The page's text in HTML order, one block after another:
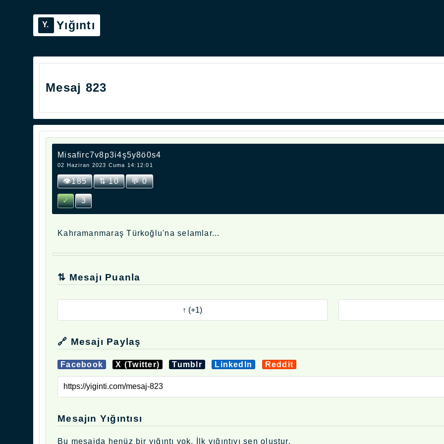
Yığıntı
Mesaj 823
Misafirc7v8p3i4ş5y8ö0s4
02 Haziran 2023 Cuma 14:12:01
👁185 ⇅ 10 💬 0
✓ 3
Kahramanmaraş Türkoğlu'na selamlar...
⇅ Mesajı Puanla
🔗 Mesajı Paylaş
Facebook X (Twitter) Tumblr LinkedIn Reddit
Mesajın Yığıntısı
Bu mesajda henüz bir yığıntı yok. İlk yığıntıyı sen oluştur.